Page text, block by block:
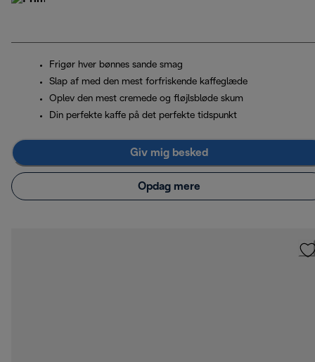
Frigør hver bønnes sande smag
Slap af med den mest forfriskende kaffeglæde
Oplev den mest cremede og fløjlsbløde skum
Din perfekte kaffe på det perfekte tidspunkt
Giv mig besked
Opdag mere